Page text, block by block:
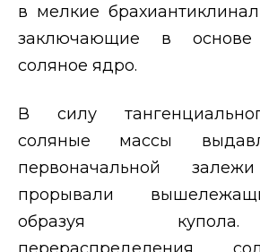
в мелкие
заключающие в
соляное ядро.
В силу
соляные массы
первоначальной
прорывали
образуя